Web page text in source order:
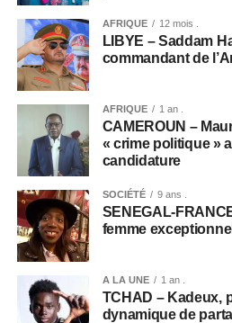
AFRIQUE 12 mois .
LIBYE – Saddam
commandant de
AFRIQUE 1 an .
CAMEROUN –
« crime politique »
candidature
SOCIÉTÉ 9 ans .
SENEGAL-
femme
A LA UNE 1 an .
TCHAD – Kadeux,
dynamique de